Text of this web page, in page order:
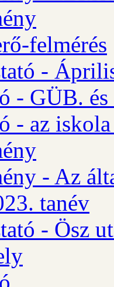
felmérés
-
- GÜB.
- az iskola
- Az
tanév
- Ösz